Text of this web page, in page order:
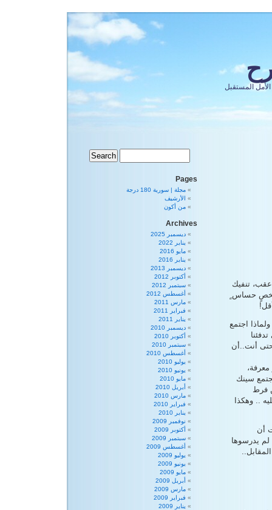
المستقبل
تنفيك
شخصٍ حساس
اجتمع
أنت..أن
سينك
فرط
.. وهكذا
أن
يدرسوها
Pages
مجلة | سورية 180 درجة
الأرشيف
من أكون
Archives
ديسمبر 2025
يناير 2022
مايو 2016
يناير 2016
ديسمبر 2013
أكتوبر 2012
سبتمبر 2012
أغسطس 2012
مارس 2011
فبراير 2011
يناير 2011
ديسمبر 2010
أكتوبر 2010
سبتمبر 2010
أغسطس 2010
يوليو 2010
يونيو 2010
مايو 2010
أبريل 2010
مارس 2010
فبراير 2010
يناير 2010
نوفمبر 2009
أكتوبر 2009
سبتمبر 2009
أغسطس 2009
يوليو 2009
يونيو 2009
مايو 2009
أبريل 2009
مارس 2009
فبراير 2009
يناير 2009